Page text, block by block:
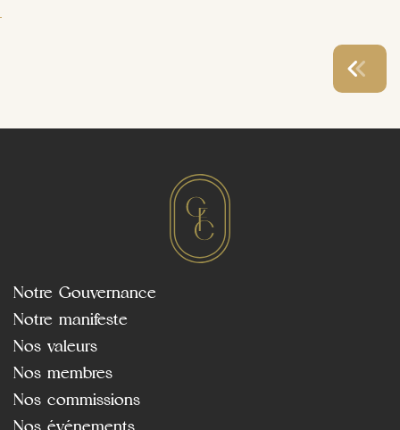
Notre Gouvernance
Notre manifeste
Nos valeurs
Nos membres
Nos commissions
Nos événements